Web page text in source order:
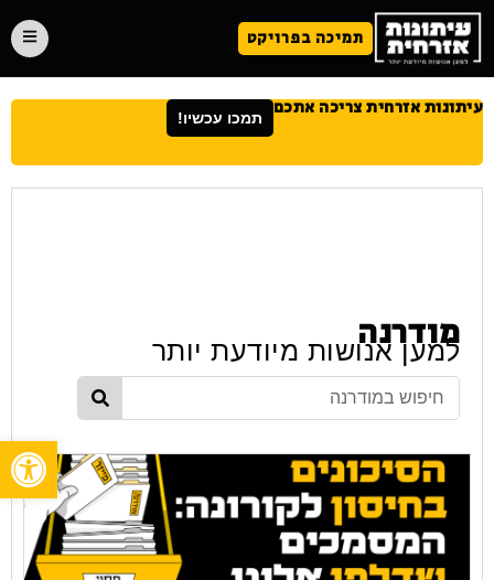
תמיכה בפרויקט
עיתונות אזרחית צריכה אתכם תמכו עכשיו!
מודרנה
למען אנושות מיודעת יותר